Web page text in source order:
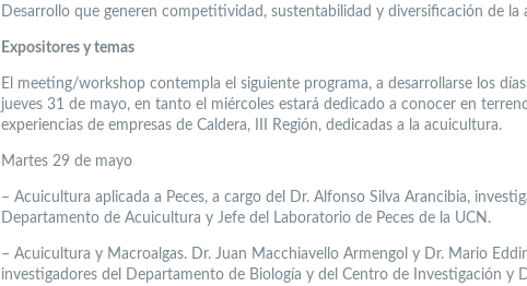
Desarrollo que generen competitividad, sustentabilidad y diversificación de la
Expositores y temas
El meeting/workshop contempla el siguiente programa, a desarrollarse los
jueves 31 de mayo, en tanto el miércoles estará dedicado a conocer en
experiencias de empresas de Caldera, III Región, dedicadas a la acuicultura.
Martes 29 de mayo
– Acuicultura aplicada a Peces, a cargo del Dr. Alfonso Silva Arancibia,
Departamento de Acuicultura y Jefe del Laboratorio de Peces de la UCN.
– Acuicultura y Macroalgas. Dr. Juan Macchiavello Armengol y Dr. Mario
investigadores del Departamento de Biología y del Centro de Investigación y